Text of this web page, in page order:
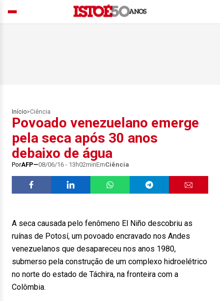
Início>Ciência
Povoado venezuelano emerge
pela seca após 30 anos
debaixo de água
PorAFP 08/06/16 - 13h02minEmCiência
A seca causada pelo fenômeno El Niño descobriu as
ruínas de Potosí, um povoado encravado nos Andes
venezuelanos que desapareceu nos anos 1980,
submerso pela construção de um complexo hidroelétrico
no norte do estado de Táchira, na fronteira com a
Colômbia.